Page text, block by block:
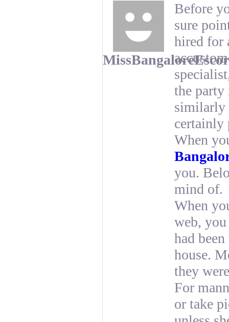
Before
sure
hired for
the
similarly
certainly
When
you.
mind of.
When
web, you
had
house.
they
For
or take